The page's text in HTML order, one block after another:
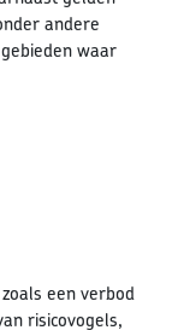
andere
waar
een verbod
risicovogels,